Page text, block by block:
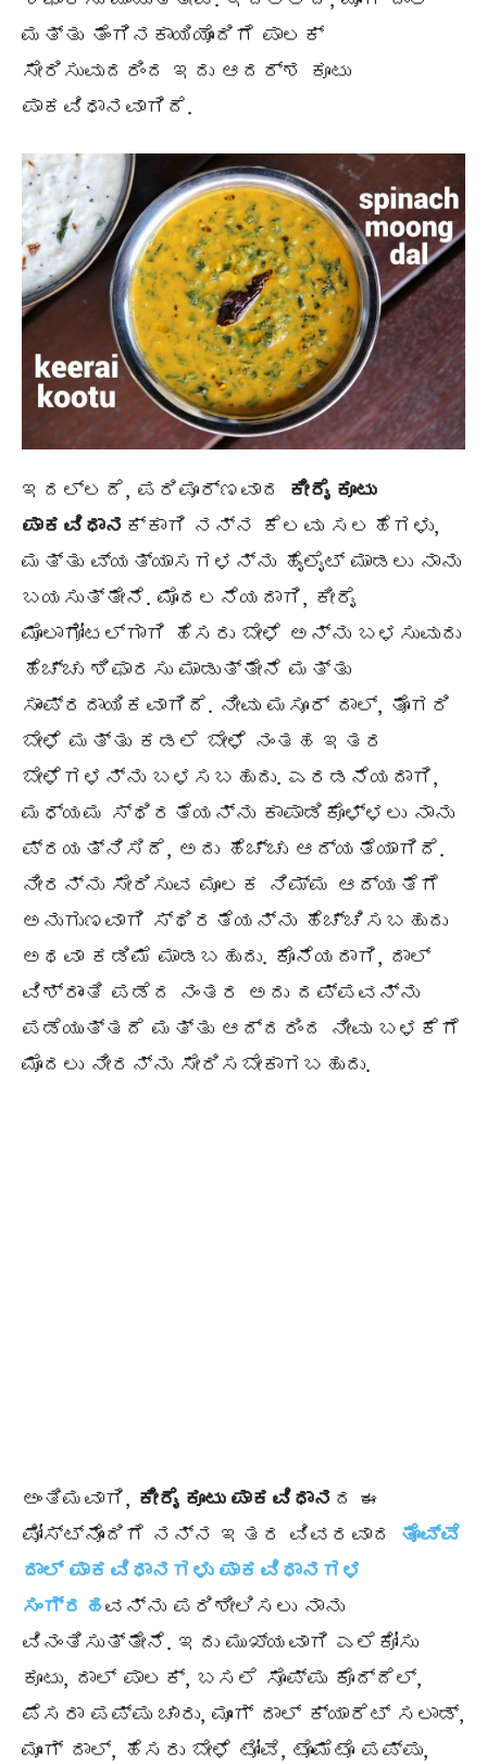
ಮತ್ತು ತೆಂಗಿನಕಾಯಿಯೊಂದಿಗೆ ಪಾಲಕ್
ಸೇರಿಸುವುದರಿಂದ ಇದು ಆದರ್ಶ ಕೂಟು
ಪಾಕವಿಧಾನವಾಗಿದೆ.
ಇದಲ್ಲದೆ, ಪರಿಪೂರ್ಣವಾದ
ಕೀರೈ ಕೂಟು
ಪಾಕವಿಧಾನ ಕ್ಕಾಗಿ ನನ್ನ ಕೆಲವು ಸಲಹೆಗಳು,
ಮತ್ತು ವ್ಯತ್ಯಾಸಗಳನ್ನು ಹೈಲೈಟ್ ಮಾಡಲು ನಾನು
ಬಯಸುತ್ತೇನೆ. ಮೊದಲನೆಯದಾಗಿ, ಕೀರೈ
ಮೊಲಾಗೋಟಲ್‌ಗಾಗಿ ಹೆಸರು ಬೇಳೆ ಅನ್ನು ಬಳಸುವುದು
ಹೆಚ್ಚು ಶಿಫಾರಸು ಮಾಡುತ್ತೇನೆ ಮತ್ತು
ಸಾಂಪ್ರದಾಯಿಕವಾಗಿದೆ. ನೀವು ಮಸೂರ್ ದಾಲ್, ತೊಗರಿ
ಬೇಳೆ ಮತ್ತು ಕಡಲೆ ಬೇಳೆ ನಂತಹ ಇತರ
ಬೇಳೆಗಳನ್ನು ಬಳಸಬಹುದು. ಎರಡನೆಯದಾಗಿ,
ಮಧ್ಯಮ ಸ್ಥಿರತೆಯನ್ನು ಕಾಪಾಡಿಕೊಳ್ಳಲು ನಾನು
ಪ್ರಯತ್ನಿಸಿದೆ, ಅದು ಹೆಚ್ಚು ಆದ್ಯತೆಯಾಗಿದೆ.
ನೀರನ್ನು ಸೇರಿಸುವ ಮೂಲಕ ನಿಮ್ಮ ಆದ್ಯತೆಗೆ
ಅನುಗುಣವಾಗಿ ಸ್ಥಿರತೆಯನ್ನು ಹೆಚ್ಚಿಸಬಹುದು
ಅಥವಾ ಕಡಿಮೆ ಮಾಡಬಹುದು. ಕೊನೆಯದಾಗಿ, ದಾಲ್
ವಿಶ್ರಾಂತಿ ಪಡೆದ ನಂತರ ಅದು ದಪ್ಪವನ್ನು
ಪಡೆಯುತ್ತದೆ ಮತ್ತು ಆದ್ದರಿಂದ ನೀವು ಬಳಕೆಗೆ
ಮೊದಲು ನೀರನ್ನು ಸೇರಿಸಬೇಕಾಗಬಹುದು.
ಅಂತಿಮವಾಗಿ, ಕೀರೈ ಕೂಟು ಪಾಕವಿಧಾನ ದ ಈ
ಪೋಸ್ಟ್ನೊಂದಿಗೆ ನನ್ನ ಇತರ ವಿವರವಾದ
ತೊವ್ವೆ
ದಾಲ್ ಪಾಕವಿಧಾನಗಳು ಪಾಕವಿಧಾನಗಳ
ಸಂಗ್ರಹವನ್ನು ಪರಿಶೀಲಿಸಲು ನಾನು
ವಿನಂತಿಸುತ್ತೇನೆ. ಇದು ಮುಖ್ಯವಾಗಿ ಎಲೆಕೋಸು
ಕೂಟು, ದಾಲ್ ಪಾಲಕ್, ಬಸಲೆ ಸೊಪ್ಪು ಕೊದ್ದೆಲ್,
ಪೆಸರಾ ಪಪ್ಪು ಚಾರು, ಮೂಂಗ್ ದಾಲ್ ಕ್ಯಾರೆಟ್ ಸಲಾಡ್,
ಮೂಂಗ್ ದಾಲ್, ಹೆಸರು ಬೇಳೆ ಟೋವೆ, ಟೊಮೆಟೊ ಪಪ್ಪು,